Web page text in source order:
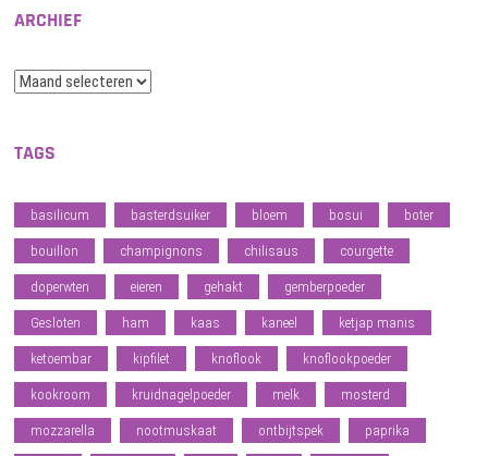
ARCHIEF
Archief
TAGS
basilicum basterdsuiker bloem bosui boter
bouillon champignons chilisaus courgette
doperwten eieren gehakt gemberpoeder
Gesloten ham kaas kaneel ketjap manis
ketoembar kipfilet knoflook knoflookpoeder
kookroom kruidnagelpoeder melk mosterd
mozzarella nootmuskaat ontbijtspek paprika